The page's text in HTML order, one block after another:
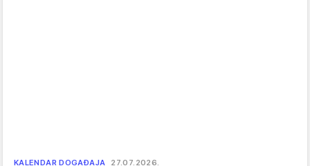
KALENDAR DOGAĐAJA 27.07.2026.